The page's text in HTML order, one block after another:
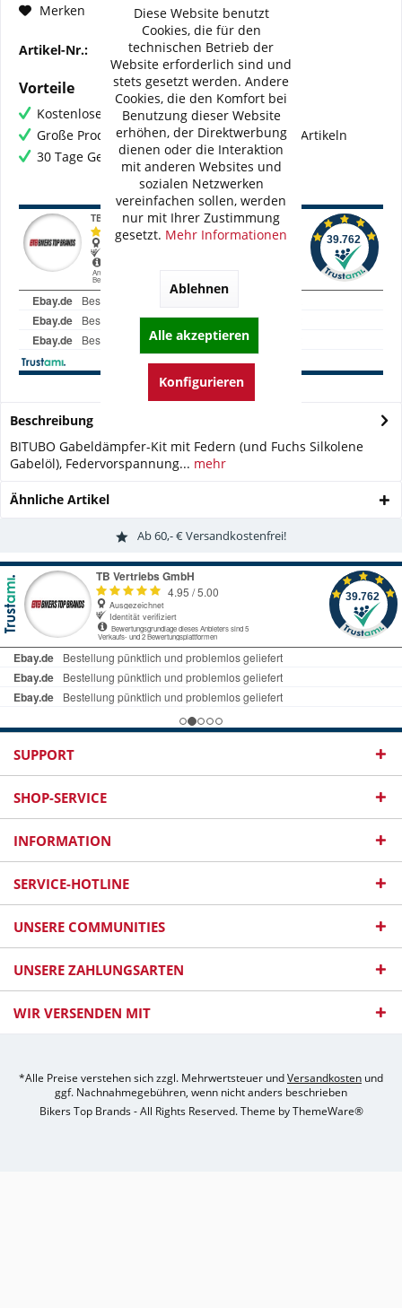
Merken Fragen zum Artikel?
Artikel-Nr.: BI-K0072-YCE09
Vorteile
Kostenloser Versand ab € 60,- Bestellwert
Große Produktauswahl mit mehr als 80.000 Artikeln
30 Tage Geld-Zurück-Garantie
Beschreibung
BITUBO Gabeldämpfer-Kit mit Federn (und Fuchs Silkolene
Gabelöl), Federvorspannung... mehr
Ähnliche Artikel
Ab 60,- € Versandkostenfrei!
SUPPORT
SHOP-SERVICE
INFORMATION
SERVICE-HOTLINE
UNSERE COMMUNITIES
UNSERE ZAHLUNGSARTEN
WIR VERSENDEN MIT
*Alle Preise verstehen sich zzgl. Mehrwertsteuer undVersandkosten und
ggf. Nachnahmegebühren, wenn nicht anders beschrieben
Bikers Top Brands - All Rights Reserved. Theme byThemeWare®
Diese Website benutzt
Cookies, die für den
technischen Betrieb der
Website erforderlich sind und
stets gesetzt werden. Andere
Cookies, die den Komfort bei
Benutzung dieser Website
erhöhen, der Direktwerbung
dienen oder die Interaktion
mit anderen Websites und
sozialen Netzwerken
vereinfachen sollen, werden
nur mit Ihrer Zustimmung
gesetzt. Mehr Informationen
Ablehnen
Alle akzeptieren
Konfigurieren